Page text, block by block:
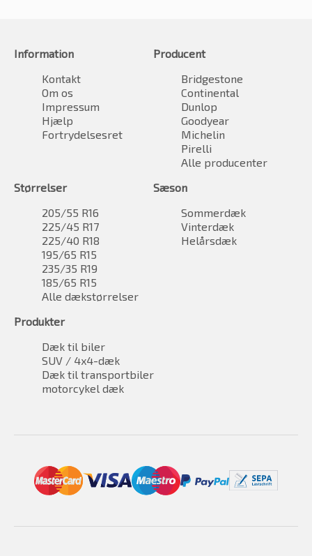
Information
Kontakt
Om os
Impressum
Hjælp
Fortrydelsesret
Producent
Bridgestone
Continental
Dunlop
Goodyear
Michelin
Pirelli
Alle producenter
Størrelser
205/55 R16
225/45 R17
225/40 R18
195/65 R15
235/35 R19
185/65 R15
Alle dækstørrelser
Sæson
Sommerdæk
Vinterdæk
Helårsdæk
Produkter
Dæk til biler
SUV / 4x4-dæk
Dæk til transportbiler
motorcykel dæk